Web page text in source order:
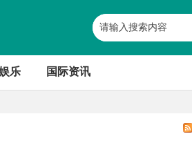
乐 国际资讯